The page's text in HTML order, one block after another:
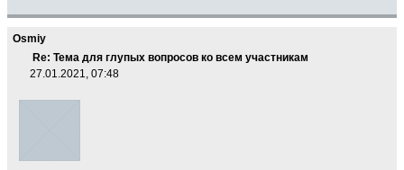
Osmiy
Re: Тема для глупых вопросов ко всем участникам
27.01.2021, 07:48